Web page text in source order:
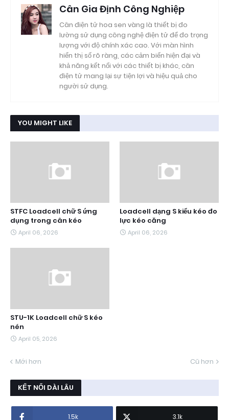
Cân Gia Định Công Nghiệp
Cân điện tử hoa sen vàng là thiết bị đo
lường sử dụng công nghệ điện tử để đo trọng
lượng với độ chính xác cao. Với màn hình
hiển thị số rõ ràng, các cảm biến hiện đại và
khả năng kết nối với các thiết bị khác, cân
điện tử mang lại sự tiện lợi và hiệu quả cho
người sử dụng.
YOU MIGHT LIKE
STFC Loadcell chữ S ứng
dụng trong cân kéo
April 06, 2026
Loadcell dạng S kiểu kéo đo
lực kéo căng
April 06, 2026
STU-1K Loadcell chữ S kéo
nén
April 05, 2026
Mới hơn Cũ hơn
KẾT NỐI DÀI LÂU
1.5k 3.1k